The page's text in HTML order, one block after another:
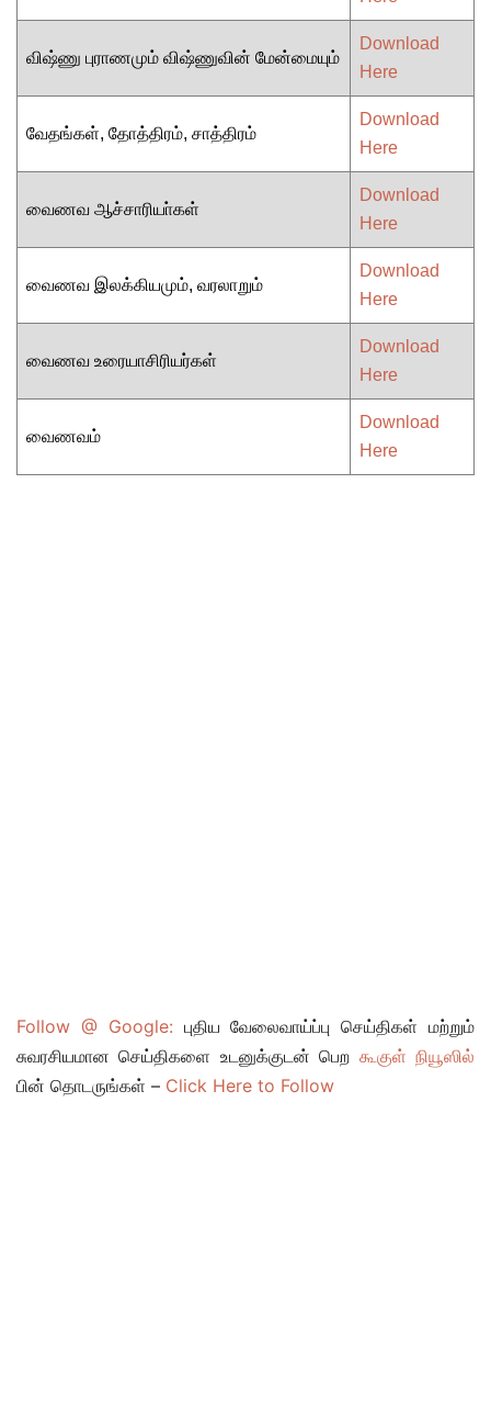
விஷ்ணு புராணமும் விஷ்ணுவின் மேன்மையும்
Download
Here
வேதங்கள், தோத்திரம், சாத்திரம்
Download
Here
வைணவ ஆச்சாரியா்கள்
Download
Here
வைணவ இலக்கியமும், வரலாறும்
Download
Here
வைணவ உரையாசிரியர்கள்
Download
Here
வைணவம்
Download
Here
Follow @ Google: புதிய வேலைவாய்ப்பு செய்திகள் மற்றும்
சுவரசியமான செய்திகளை உடனுக்குடன் பெற கூகுள் நியூஸில்
பின் தொடருங்கள் – Click Here to Follow